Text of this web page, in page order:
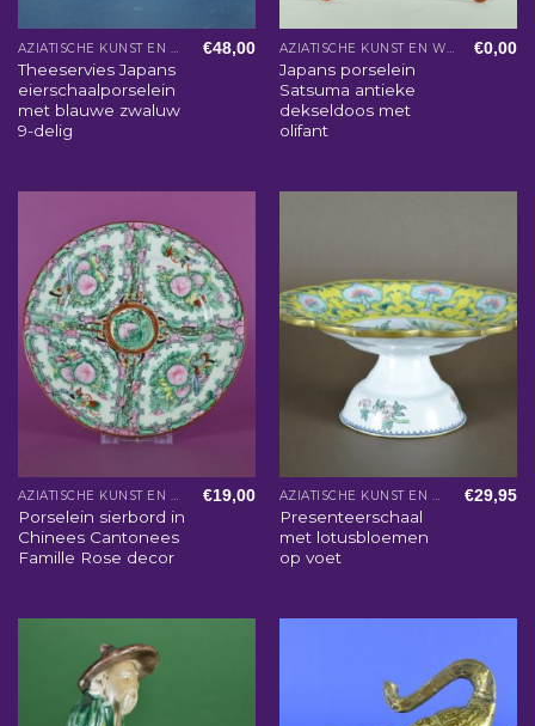
AZIATISCHE KUNST EN WOONACCESSOIRES
Theeservies Japans
eierschaalporselein
met blauwe zwaluw
9-delig
€48,00 AZIATISCHE KUNST EN WOONACCESSOIRES
Japans porselein
Satsuma antieke
dekseldoos met
olifant
€0,00
AZIATISCHE KUNST EN WOONACCESSOIRES
Porselein sierbord in
Chinees Cantonees
Famille Rose decor
€19,00 AZIATISCHE KUNST EN WOONACCESSOIRES
Presenteerschaal
met lotusbloemen
op voet
€29,95